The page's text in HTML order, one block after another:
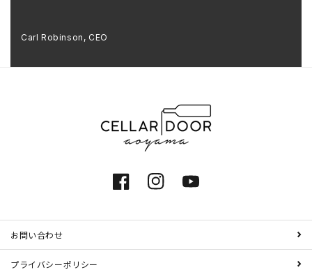
Carl Robinson, CEO
FacebookInstagramYouTube
お問い合わせ
プライバシーポリシー